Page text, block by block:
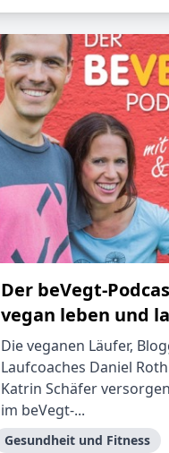
Der beVegt-
vegan leben und
Die veganen Läufer,
Laufcoaches Daniel
Katrin Schäfer
im beVegt-...
Gesundheit und Fitness